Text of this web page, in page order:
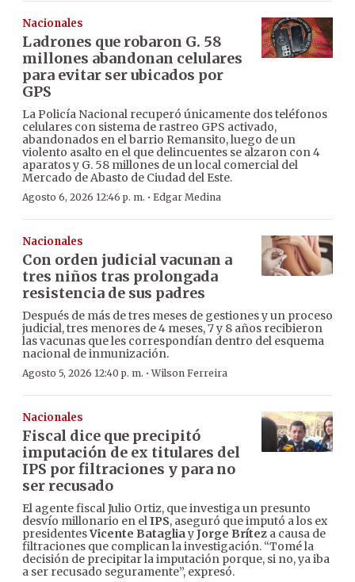
Nacionales
Ladrones que robaron G. 58
millones abandonan celulares
para evitar ser ubicados por
GPS
La Policía Nacional recuperó únicamente dos teléfonos
celulares con sistema de rastreo GPS activado,
abandonados en el barrio Remansito, luego de un
violento asalto en el que delincuentes se alzaron con 4
aparatos y G. 58 millones de un local comercial del
Mercado de Abasto de Ciudad del Este.
Agosto 6, 2026 12:46 p. m. · Edgar Medina
Nacionales
Con orden judicial vacunan a
tres niños tras prolongada
resistencia de sus padres
Después de más de tres meses de gestiones y un proceso
judicial, tres menores de 4 meses, 7 y 8 años recibieron
las vacunas que les correspondían dentro del esquema
nacional de inmunización.
Agosto 5, 2026 12:40 p. m. ·Wilson Ferreira
Nacionales
Fiscal dice que precipitó
imputación de ex titulares del
IPS por filtraciones y para no
ser recusado
El agente fiscal Julio Ortiz, que investiga un presunto
desvío millonario en elIPS, aseguró que imputó a los ex
presidentesVicente BatagliayJorge Brítez a causa de
filtraciones que complican la investigación. “Tomé la
decisión de precipitar la imputación porque, si no, ya iba
a ser recusado seguramente”, expresó.